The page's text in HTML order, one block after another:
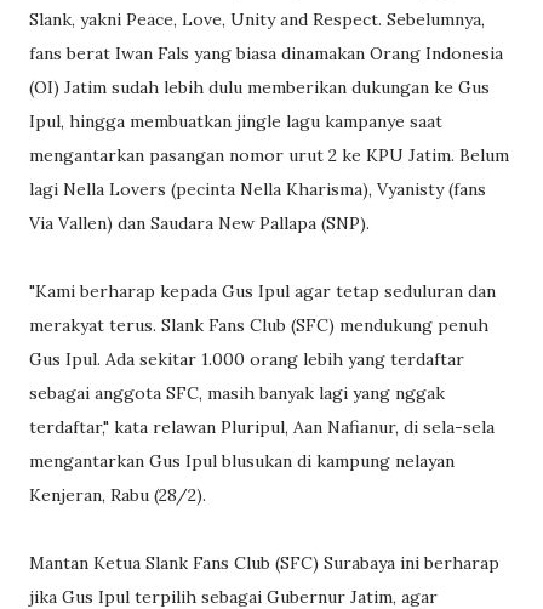
Slank, yakni Peace, Love, Unity and Respect. Sebelumnya,
fans berat Iwan Fals yang biasa dinamakan Orang Indonesia
(OI) Jatim sudah lebih dulu memberikan dukungan ke Gus
Ipul, hingga membuatkan jingle lagu kampanye saat
mengantarkan pasangan nomor urut 2 ke KPU Jatim. Belum
lagi Nella Lovers (pecinta Nella Kharisma), Vyanisty (fans
Via Vallen) dan Saudara New Pallapa (SNP).
"Kami berharap kepada Gus Ipul agar tetap seduluran dan
merakyat terus. Slank Fans Club (SFC) mendukung penuh
Gus Ipul. Ada sekitar 1.000 orang lebih yang terdaftar
sebagai anggota SFC, masih banyak lagi yang nggak
terdaftar," kata relawan Pluripul, Aan Nafianur, di sela-sela
mengantarkan Gus Ipul blusukan di kampung nelayan
Kenjeran, Rabu (28/2).
Mantan Ketua Slank Fans Club (SFC) Surabaya ini berharap
jika Gus Ipul terpilih sebagai Gubernur Jatim, agar